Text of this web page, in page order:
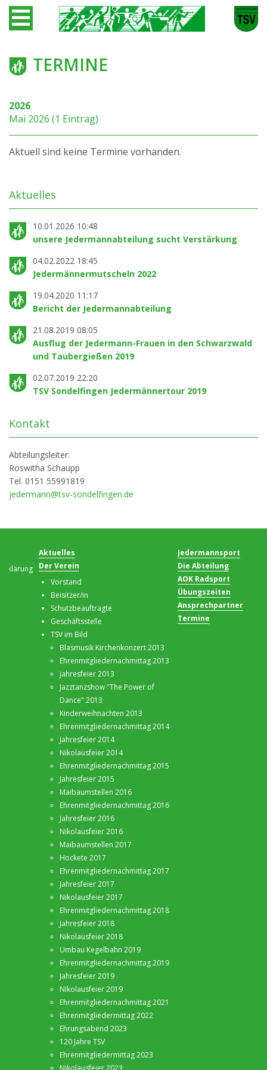
TERMINE
2026
Mai 2026 (1 Eintrag)
Aktuell sind keine Termine vorhanden.
Aktuelles
10.01.2026 10:48
unsere Jedermannabteilung sucht Verstärkung
04.02.2022 18:45
Jedermännermutscheln 2022
19.04.2020 11:17
Bericht der Jedermannabteilung
21.08.2019 08:05
Ausflug der Jedermann-Frauen in den Schwarzwald
und Taubergießen 2019
02.07.2019 22:20
TSV Sondelfingen Jedermännertour 2019
Kontakt
Abteilungsleiter:
Roswitha Schaupp
Tel. 0151 55991819
jedermann@tsv-sondelfingen.de
Navigation
überspringen
Aktuelles
Der Verein
Vorstand
Beisitzer/in
Schutzbeauftragte
Geschäftsstelle
TSV im Bild
Blasmusik Kirchenkonzert 2013
Ehrenmitgliedernachmittag 2013
jahresfeier 2013
Jazztanzshow "The Power of
Dance" 2013
Kinderweihnachten 2013
Ehrenmitgliedernachmittag 2014
Jahresfeier 2014
Nikolausfeier 2014
Ehrenmitgliedernachmittag 2015
Jahresfeier 2015
Maibaumstellen 2016
Ehrenmitgliedernachmittag 2016
Jahresfeier 2016
Nikolausfeier 2016
Maibaumstellen 2017
Hockete 2017
Ehrenmitgliedernachmittag 2017
Jahresfeier 2017
Nikolausfeier 2017
Ehrenmitgliedernachmittag 2018
Jahresfeier 2018
Nikolausfeier 2018
Umbau Kegelbahn 2019
Ehrenmitgliedernachmittag 2019
Jahresfeier 2019
Nikolausfeier 2019
Ehrenmitgliedernachmittag 2021
Ehrenmitgliedermittag 2022
Ehrungsabend 2023
120 Jahre TSV
Ehrenmitgliedermittag 2023
Jedermannsport
Die Abteilung
AOK Radsport
Übungszeiten
Ansprechpartner
Termine